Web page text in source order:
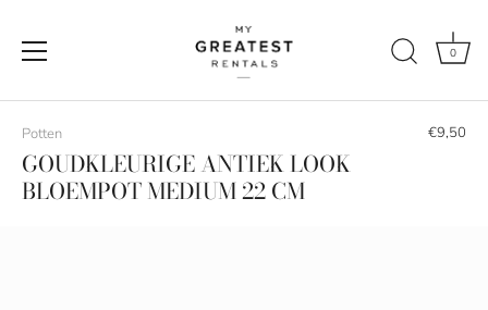
content
0
Potten €9,50
GOUDKLEURIGE ANTIEK LOOK
BLOEMPOT MEDIUM 22 CM